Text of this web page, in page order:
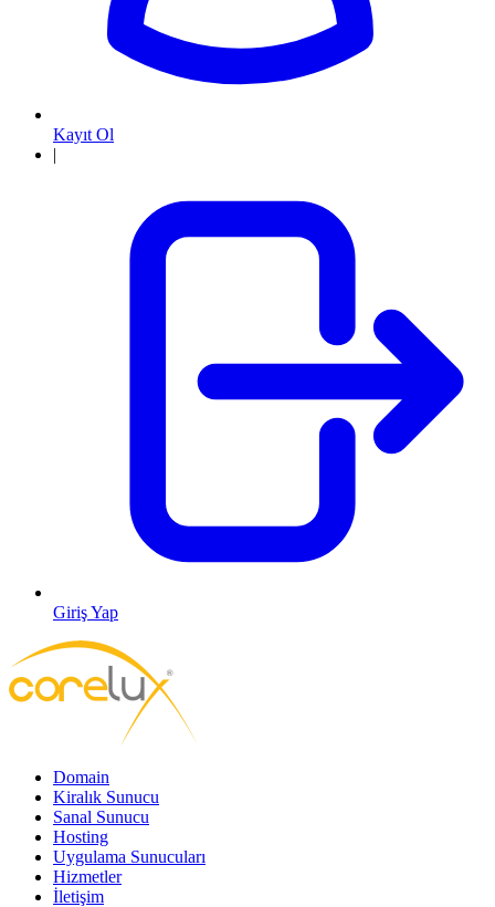
Kayıt Ol
|
Giriş Yap
Domain
Kiralık Sunucu
Sanal Sunucu
Hosting
Uygulama Sunucuları
Hizmetler
İletişim